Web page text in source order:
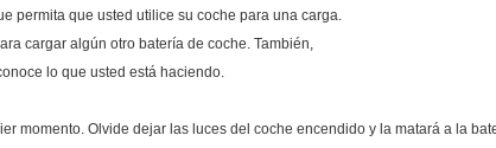
permita que usted utilice su coche para una carga.
cargar algún otro batería de coche. También,
lo que usted está haciendo.
momento. Olvide dejar las luces del coche encendido y la matará a la